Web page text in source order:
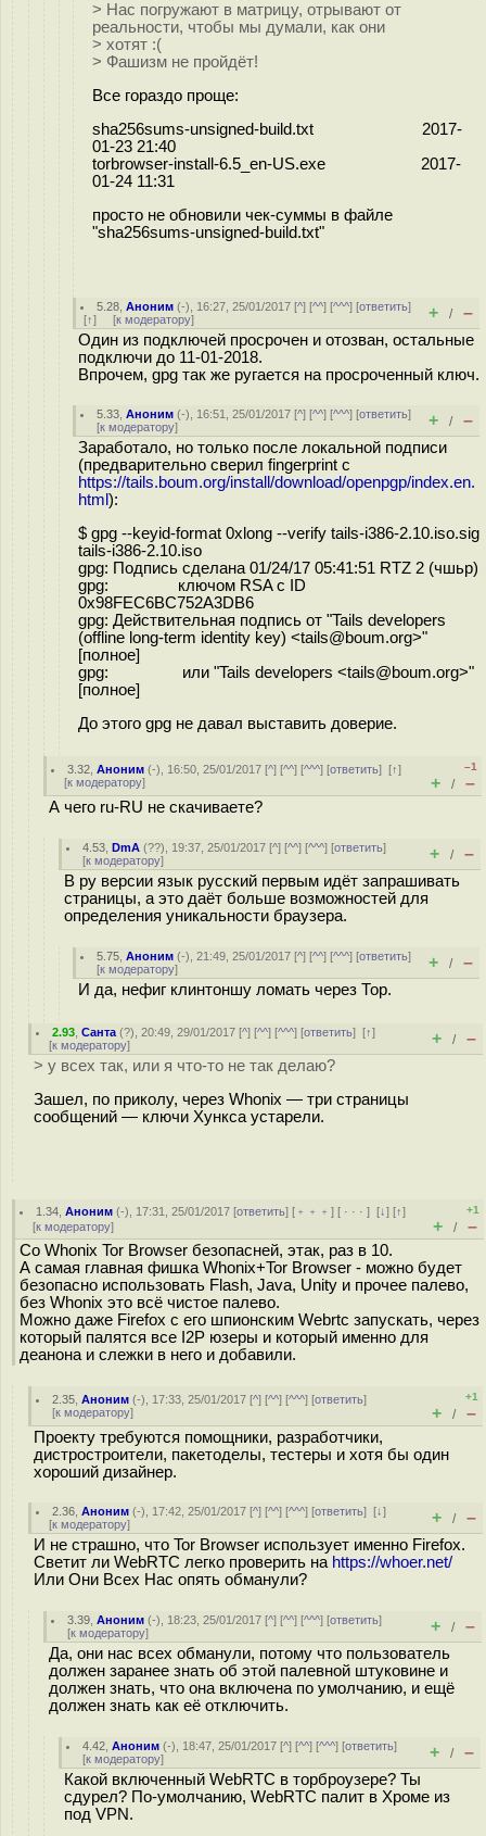
> Нас погружают в матрицу, отрывают от
реальности, чтобы мы думали, как они
> хотят :(
> Фашизм не пройдёт!
Все гораздо проще:
sha256sums-unsigned-build.txt 2017-
01-23 21:40
torbrowser-install-6.5_en-US.exe 2017-
01-24 11:31
просто не обновили чек-суммы в файле
"sha256sums-unsigned-build.txt"
5.28 ,Аноним (-), 16:27, 25/01/2017 [^] [^^] [^^^] [ответить]
[↑] [к модератору] + / –
Один из подключей просрочен и отозван, остальные
подключи до 11-01-2018.
Впрочем, gpg так же ругается на просроченный ключ.
5.33 ,Аноним (-), 16:51, 25/01/2017 [^] [^^] [^^^] [ответить]
[к модератору] + / –
Заработало, но только после локальной подписи
(предварительно сверил fingerprint с
https://tails.boum.org/install/download/openpgp/index.en.
html ):
$ gpg --keyid-format 0xlong --verify tails-i386-2.10.iso.sig
tails-i386-2.10.iso
gpg: Подпись сделана 01/24/17 05:41:51 RTZ 2 (чшьр)
gpg: ключом RSA с ID
0x98FEC6BC752A3DB6
gpg: Действительная подпись от "Tails developers
(offline long-term identity key) <tails@boum.org>"
[полное]
gpg: или "Tails developers <tails@boum.org>"
[полное]
До этого gpg не давал выставить доверие.
3.32 ,Аноним (-), 16:50, 25/01/2017 [^] [^^] [^^^] [ответить][↑]
[к модератору]
–1
+ / –
А чего ru-RU не скачиваете?
4.53 ,DmA (??), 19:37, 25/01/2017 [^] [^^] [^^^] [ответить]
[к модератору] + / –
В ру версии язык русский первым идёт запрашивать
страницы, а это даёт больше возможностей для
определения уникальности браузера.
5.75 ,Аноним (-), 21:49, 25/01/2017 [^] [^^] [^^^] [ответить]
[к модератору] + / –
И да, нефиг клинтоншу ломать через Тор.
2.93 ,Санта (?), 20:49, 29/01/2017 [^] [^^] [^^^] [ответить][↑]
[к модератору] + / –
> у всех так, или я что-то не так делаю?
Зашел, по приколу, через Whonix — три страницы
сообщений — ключи Хункса устарели.
1.34 ,Аноним (-), 17:31, 25/01/2017 [ответить] [ ﹢﹢﹢] [ · · ·][↓] [↑]
[к модератору]
+1
+ / –
Со Whonix Tor Browser безопасней, этак, раз в 10.
А самая главная фишка Whonix+Tor Browser - можно будет
безопасно использовать Flash, Java, Unity и прочее палево,
без Whonix это всё чистое палево.
Можно даже Firefox с его шпионским Webrtc запускать, через
который палятся все I2P юзеры и который именно для
деанона и слежки в него и добавили.
2.35 ,Аноним (-), 17:33, 25/01/2017 [^] [^^] [^^^] [ответить]
[к модератору]
+1
+ / –
Проекту требуются помощники, разработчики,
дистростроители, пакетоделы, тестеры и хотя бы один
хороший дизайнер.
2.36 ,Аноним (-), 17:42, 25/01/2017 [^] [^^] [^^^] [ответить][↓]
[к модератору] + / –
И не страшно, что Tor Browser использует именно Firefox.
Светит ли WebRTC легко проверить на https://whoer.net/
Или Они Всех Нас опять обманули?
3.39 ,Аноним (-), 18:23, 25/01/2017 [^] [^^] [^^^] [ответить]
[к модератору] + / –
Да, они нас всех обманули, потому что пользователь
должен заранее знать об этой палевной штуковине и
должен знать, что она включена по умолчанию, и ещё
должен знать как её отключить.
4.42 ,Аноним (-), 18:47, 25/01/2017 [^] [^^] [^^^] [ответить]
[к модератору] + / –
Какой включенный WebRTC в торброузере? Ты
сдурел? По-умолчанию, WebRTC палит в Хроме из
под VPN.